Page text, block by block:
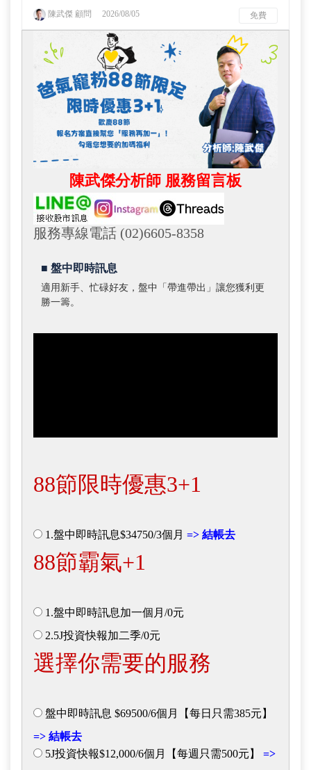
陳武傑 顧問 2026/08/05 免費
陳武傑分析師 服務留言板
服務專線電話 (02)6605-8358
■ 盤中即時訊息
適用新手、忙碌好友，盤中「帶進帶出」讓您獲利更
勝一籌。
88節限時優惠3+1
1.盤中即時訊息$34750/3個月 => 結帳去
88節霸氣+1
1.盤中即時訊息加一個月/0元
2.5J投資快報加二季/0元
選擇你需要的服務
盤中即時訊息 $69500/6個月【每日只需385元】
=> 結帳去
5J投資快報$12,000/6個月【每週只需500元】
=>